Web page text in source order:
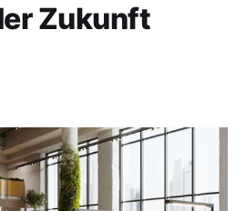
Zukunft